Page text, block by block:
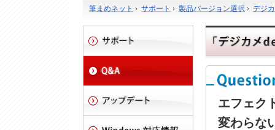
筆まめネット › サポート › 製品バージョン選択 › デジ
エフェク
変わらな